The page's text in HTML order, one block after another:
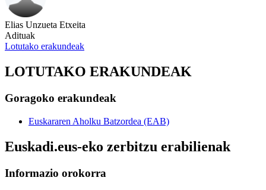
Elias Unzueta Etxeita
Adituak
Lotutako erakundeak
LOTUTAKO ERAKUNDEAK
Goragoko erakundeak
Euskararen Aholku Batzordea (EAB)
Euskadi.eus-eko zerbitzu erabilienak
Informazio orokorra